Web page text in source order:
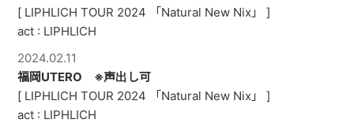
[ LIPHLICH TOUR 2024 「Natural New Nix」 ]
act : LIPHLICH
2024.02.11
福岡UTERO ※声出し可
[ LIPHLICH TOUR 2024 「Natural New Nix」 ]
act : LIPHLICH